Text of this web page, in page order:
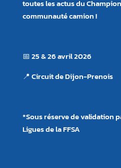
toutes les actus du
communauté camion !
📅 25 & 26 avril 2026
📍 Circuit de Dijon-Prenois
*Sous réserve de validation
Ligues de la FFSA